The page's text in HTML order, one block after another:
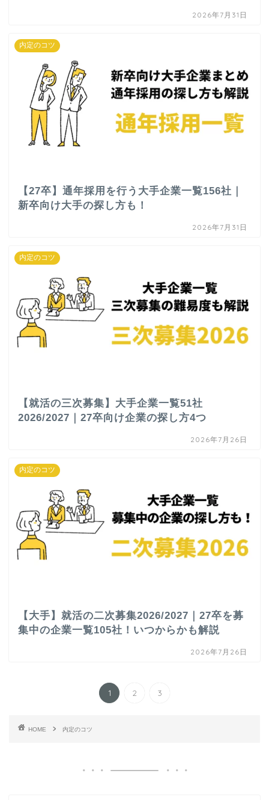
2026年7月31日
内定のコツ
【27卒】通年採用を行う大手企業一覧156社｜
新卒向け大手の探し方も！
2026年7月31日
内定のコツ
【就活の三次募集】大手企業一覧51社
2026/2027｜27卒向け企業の探し方4つ
2026年7月26日
内定のコツ
【大手】就活の二次募集2026/2027｜27卒を募
集中の企業一覧105社！いつからかも解説
2026年7月26日
1 2 3
HOME 内定のコツ